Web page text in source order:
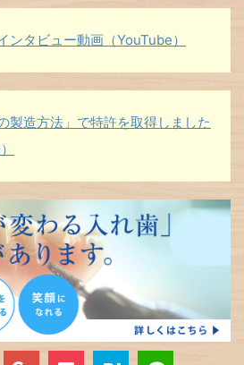
ンタビュー動画（YouTube）
製造方法」で特許を取得しました